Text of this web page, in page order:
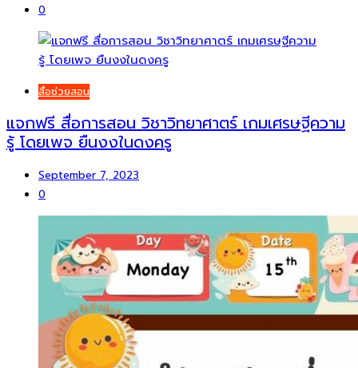
0
สื่อช่วยสอน
แจกฟรี สื่อการสอน วิชาวิทยาศาตร์ เกมเศรษฐีความ
รู้ โดยเพจ ยืนงงในดงครู
September 7, 2023
0